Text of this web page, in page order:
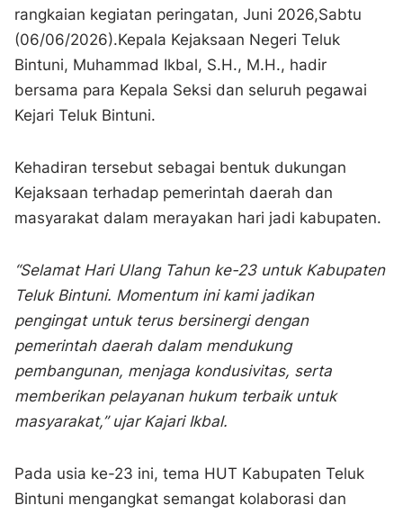
rangkaian kegiatan peringatan, Juni 2026,Sabtu
(06/06/2026).Kepala Kejaksaan Negeri Teluk
Bintuni, Muhammad Ikbal, S.H., M.H., hadir
bersama para Kepala Seksi dan seluruh pegawai
Kejari Teluk Bintuni.
Kehadiran tersebut sebagai bentuk dukungan
Kejaksaan terhadap pemerintah daerah dan
masyarakat dalam merayakan hari jadi kabupaten.
“Selamat Hari Ulang Tahun ke-23 untuk Kabupaten
Teluk Bintuni. Momentum ini kami jadikan
pengingat untuk terus bersinergi dengan
pemerintah daerah dalam mendukung
pembangunan, menjaga kondusivitas, serta
memberikan pelayanan hukum terbaik untuk
masyarakat,” ujar Kajari Ikbal.
Pada usia ke-23 ini, tema HUT Kabupaten Teluk
Bintuni mengangkat semangat kolaborasi dan